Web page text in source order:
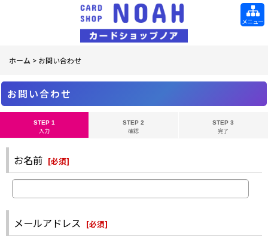
メニュー
ホーム > お問い合わせ
お問い合わせ
STEP 1
入力
STEP 2
確認
STEP 3
完了
お名前 [必須]
メールアドレス [必須]